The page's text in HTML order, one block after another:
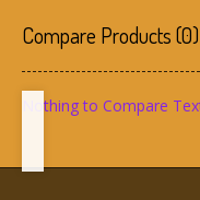
Compare Products(0)
Nothing to Compare